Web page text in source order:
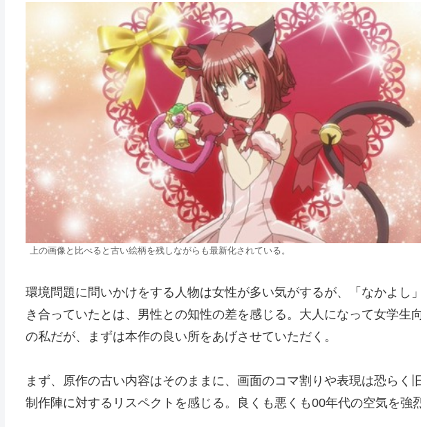
上の画像と比べると古い絵柄を残しながらも最新化されている。
環境問題に問いかけをする人物は女性が多い気がするが、「なかよし
き合っていたとは、男性との知性の差を感じる。大人になって女学生
の私だが、まずは本作の良い所をあげさせていただく。
まず、原作の古い内容はそのままに、画面のコマ割りや表現は恐らく
制作陣に対するリスペクトを感じる。良くも悪くも00年代の空気を強